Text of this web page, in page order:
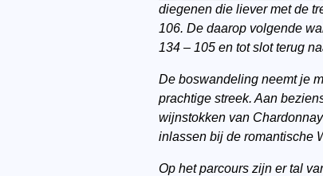
diegenen die liever met de
106. De daarop volgende
134 – 105 en tot slot terug
De boswandeling neemt je
prachtige streek. Aan
wijnstokken van
inlassen bij de romantische
Op het parcours zijn er tal